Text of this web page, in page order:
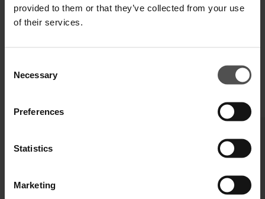
provided to them or that they’ve collected from your use
of their services.
Selection
Necessary
Preferences
Statistics
Marketing
DIGITAL PRODUCT PASSPORT